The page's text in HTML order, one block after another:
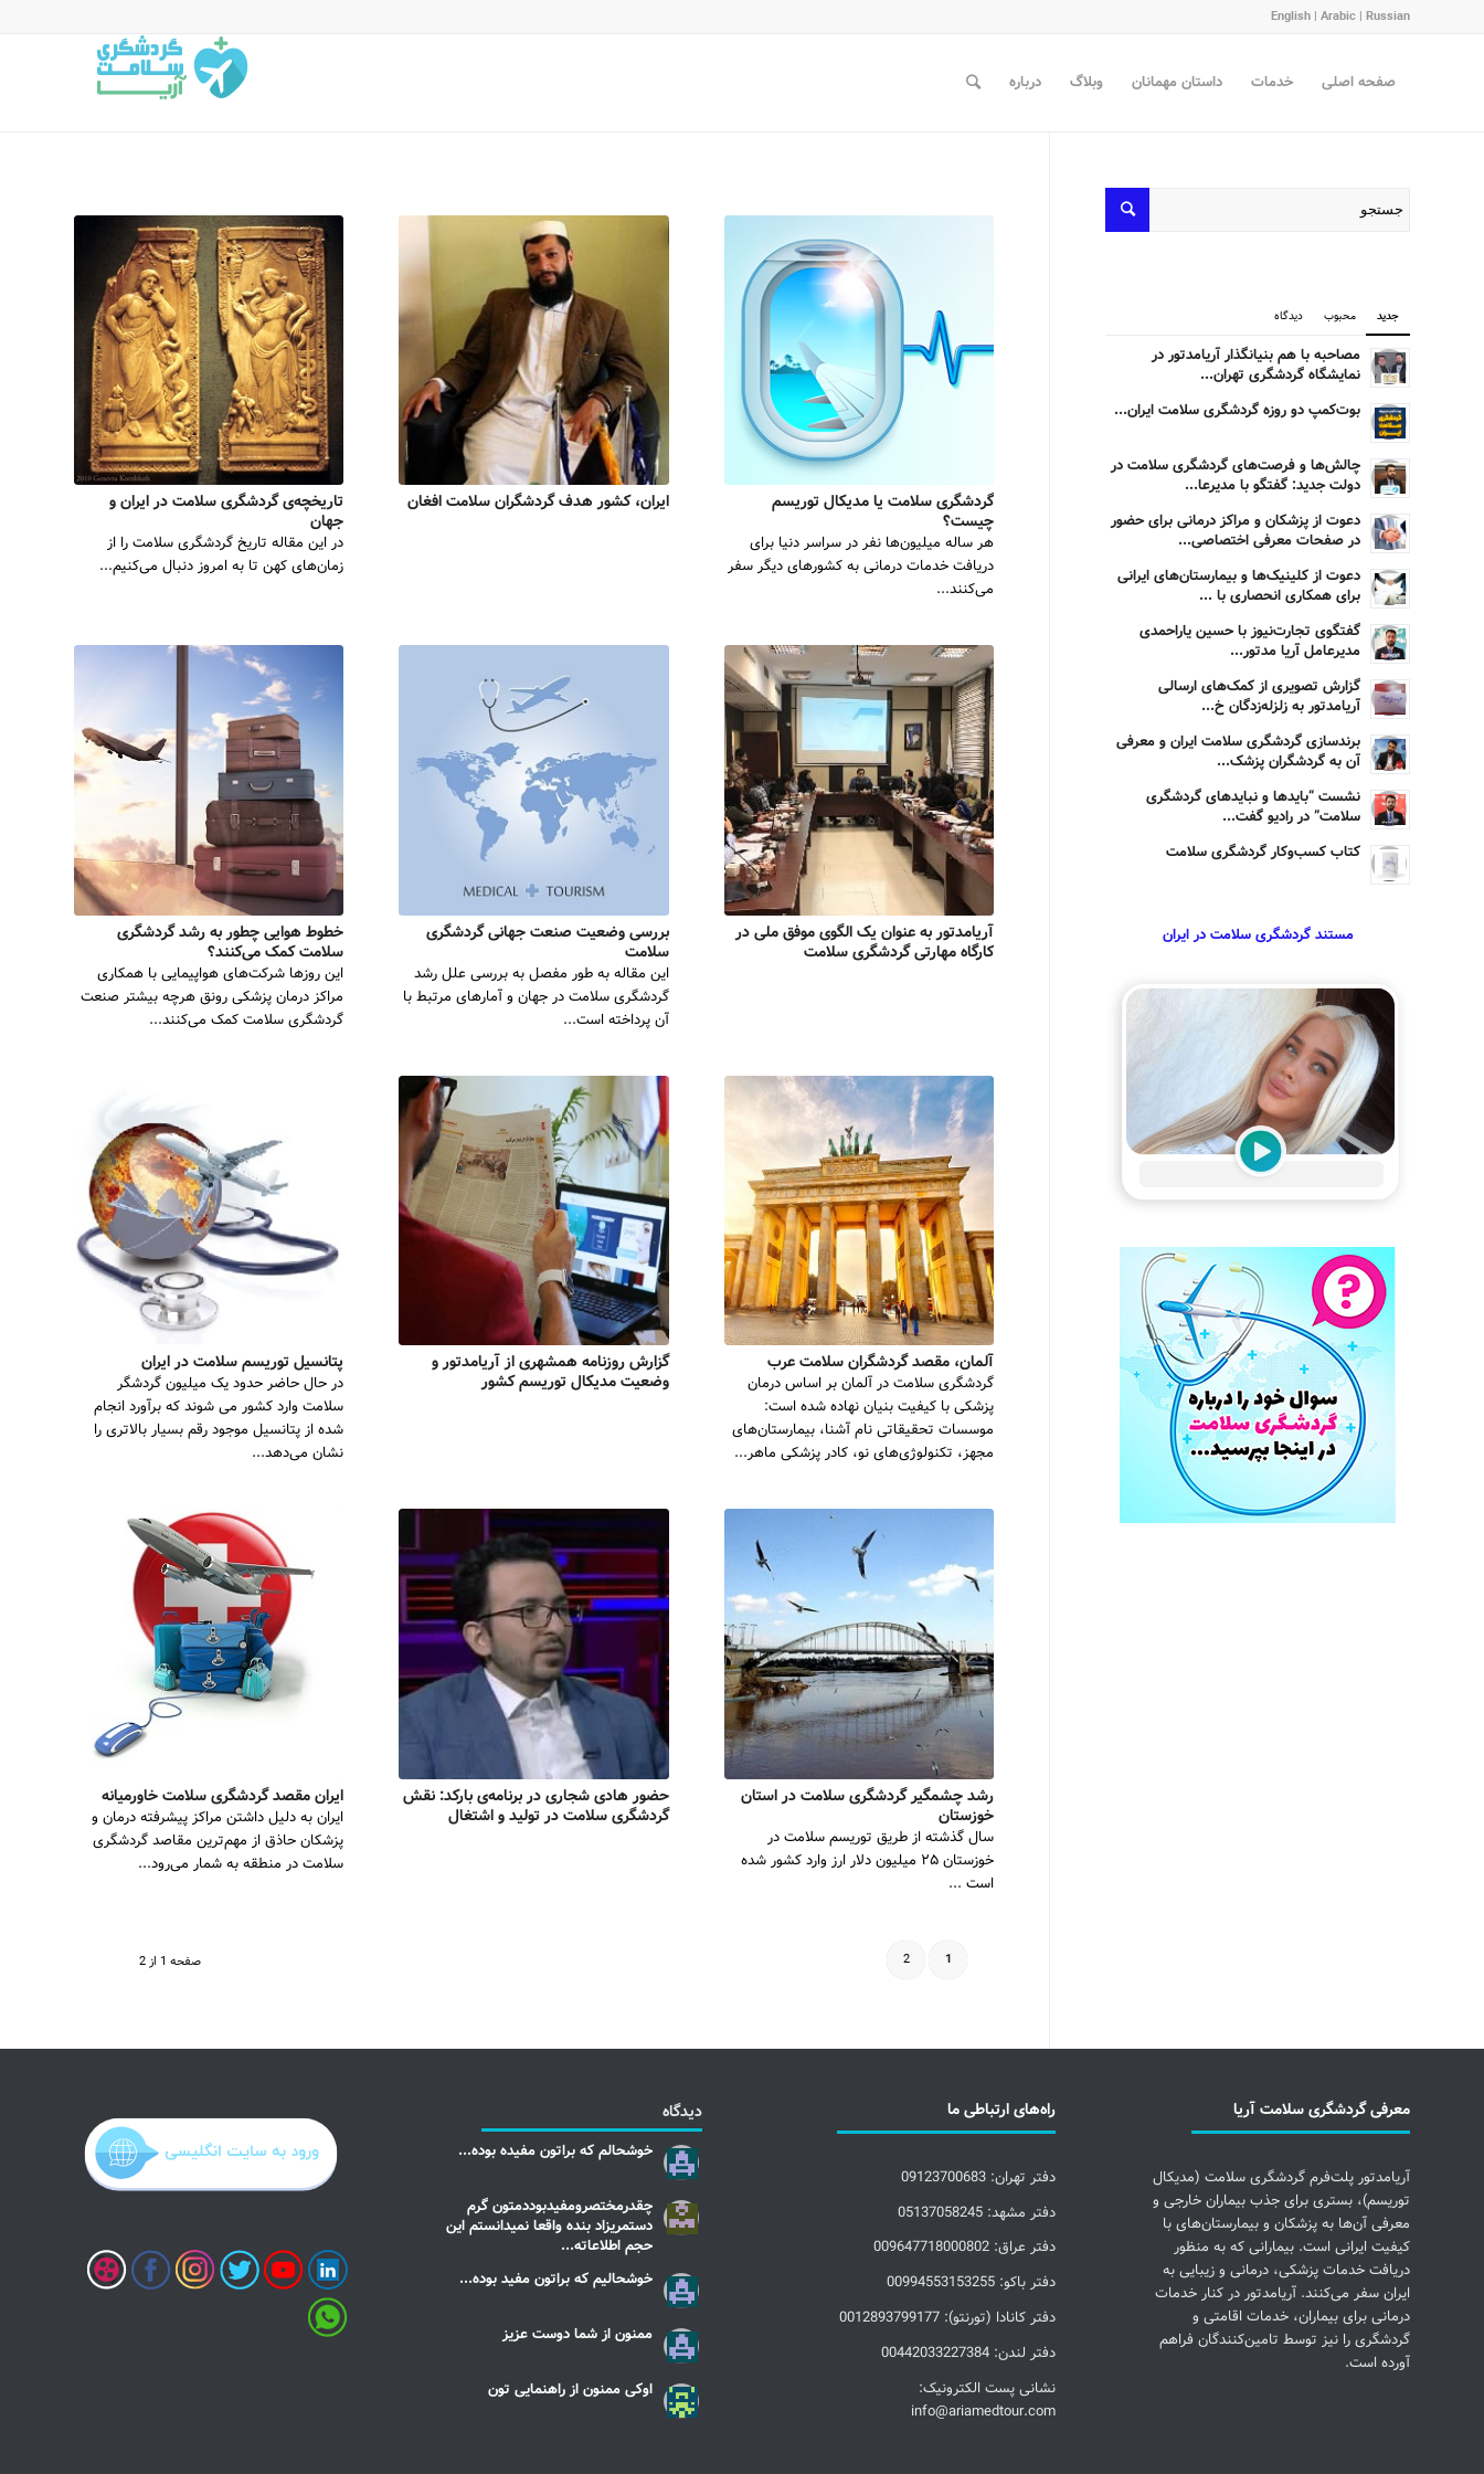
English | Arabic | Russian
صفحه اصلی خدمات داستان مهمانان وبلاگ درباره
گردشگری سلامت یا مدیکال توریسم
چیست؟
هر ساله میلیون‌ها نفر در سراسر دنیا برای
دریافت خدمات درمانی به کشورهای دیگر سفر
می‌کنند...
ایران، کشور هدف گردشگران سلامت افغان
تاریخچه‌ی گردشگری سلامت در ایران و
جهان
در این مقاله تاریخ گردشگری سلامت را از
زمان‌های کهن تا به امروز دنبال می‌کنیم...
آریامدتور به عنوان یک الگوی موفق ملی در
کارگاه مهارتی گردشگری سلامت
بررسی وضعیت صنعت جهانی گردشگری
سلامت
این مقاله به طور مفصل به بررسی علل رشد
گردشگری سلامت در جهان و آمارهای مرتبط با
آن پرداخته است...
خطوط هوایی چطور به رشد گردشگری
سلامت کمک می‌کنند؟
این روزها شرکت‌های هواپیمایی با همکاری
مراکز درمان پزشکی رونق هرچه بیشتر صنعت
گردشگری سلامت کمک می‌کنند...
آلمان، مقصد گردشگران سلامت عرب
گردشگری سلامت در آلمان بر اساس درمان
پزشکی با کیفیت بنیان نهاده شده است:
موسسات تحقیقاتی نام آشنا، بیمارستان‌های
مجهز، تکنولوژی‌های نو، کادر پزشکی ماهر...
گزارش روزنامه همشهری از آریامدتور و
وضعیت مدیکال توریسم کشور
پتانسیل توریسم سلامت در ایران
در حال حاضر حدود یک میلیون گردشگر
سلامت وارد کشور می شوند که برآورد انجام
شده از پتانسیل موجود رقم بسیار بالاتری را
نشان می‌دهد...
رشد چشمگیر گردشگری سلامت در استان
خوزستان
سال گذشته از طریق توریسم سلامت در
خوزستان ۲۵ میلیون دلار ارز وارد کشور شده
است ...
حضور هادی شجاری در برنامه‌ی بارکد: نقش
گردشگری سلامت در تولید و اشتغال
ایران مقصد گردشگری سلامت خاورمیانه
ایران به دلیل داشتن مراکز پیشرفته درمان و
پزشکان حاذق از مهم‌ترین مقاصد گردشگری
سلامت در منطقه به شمار می‌رود...
صفحه 1 از 2 1
2
جدید محبوب دیدگاه
مصاحبه با هم بنیانگذار آریامدتور در
نمایشگاه گردشگری تهران...
بوت‌کمپ دو روزه گردشگری سلامت ایران...
چالش‌ها و فرصت‌های گردشگری سلامت در
دولت جدید: گفتگو با مدیرعا...
دعوت از پزشکان و مراکز درمانی برای حضور
در صفحات معرفی اختصاصی...
دعوت از کلینیک‌ها و بیمارستان‌های ایرانی
برای همکاری انحصاری با ...
گفتگوی تجارت‌نیوز با حسین یاراحمدی
مدیرعامل آریا مدتور...
گزارش تصویری از کمک‌های ارسالی
آریامدتور به زلزله‌زدگان خ...
برندسازی گردشگری سلامت ایران و معرفی
آن به گردشگران پزشک...
نشست “بایدها و نبایدهای گردشگری
سلامت” در رادیو گفت...
کتاب کسب‌وکار گردشگری سلامت
مستند گردشگری سلامت در ایران
معرفی گردشگری سلامت آریا
آریامدتور پلت‌فرم گردشگری سلامت (مدیکال
توریسم)، بستری برای جذب بیماران خارجی و
معرفی آن‌ها به پزشکان و بیمارستان‌های با
کیفیت ایرانی است. بیمارانی که به منظور
دریافت خدمات پزشکی، درمانی و زیبایی به
ایران سفر می‌کنند. آریامدتور در کنار خدمات
درمانی برای بیماران، خدمات اقامتی و
گردشگری را نیز توسط تامین‌کنندگان فراهم
آورده است.
راه‌های ارتباطی ما
دفتر تهران: 09123700683
دفتر مشهد: 05137058245
دفتر عراق: 009647718000802
دفتر باکو: 00994553153255
دفتر کانادا (تورنتو): 0012893799177
دفتر لندن: 00442033227384
نشانی پست الکترونیک:
info@ariamedtour.com
دیدگاه
خوشحالم که براتون مفیده بوده...
چقدرمختصرومفیدبوددمتون گرم
دستمریزاد بنده واقعا نمیدانستم این
حجم اطلاعاته...
خوشحالیم که براتون مفید بوده...
ممنون از شما دوست عزیز
اوکی ممنون از راهنمایی تون